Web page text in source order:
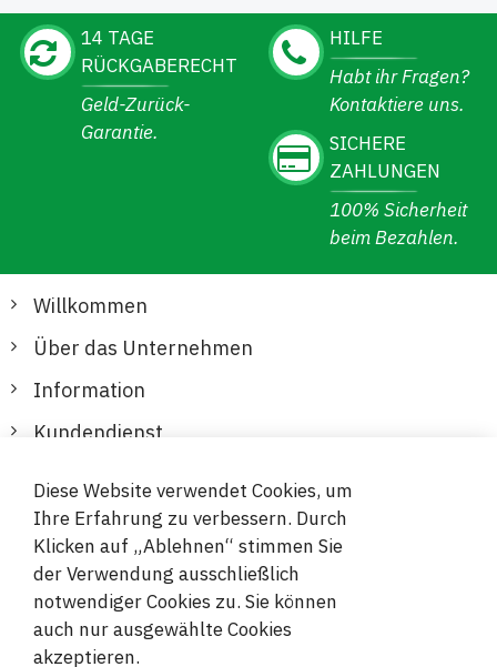
14 TAGE
RÜCKGABERECHT
Geld-Zurück-
Garantie.
HILFE
Habt ihr Fragen?
Kontaktiere uns.
SICHERE
ZAHLUNGEN
100% Sicherheit
beim Bezahlen.
Willkommen
Über das Unternehmen
Information
Kundendienst
Sichere und bequeme Zahlungen
Diese Website verwendet Cookies, um
Ihre Erfahrung zu verbessern. Durch
Klicken auf „Ablehnen“ stimmen Sie
der Verwendung ausschließlich
notwendiger Cookies zu. Sie können
auch nur ausgewählte Cookies
akzeptieren.